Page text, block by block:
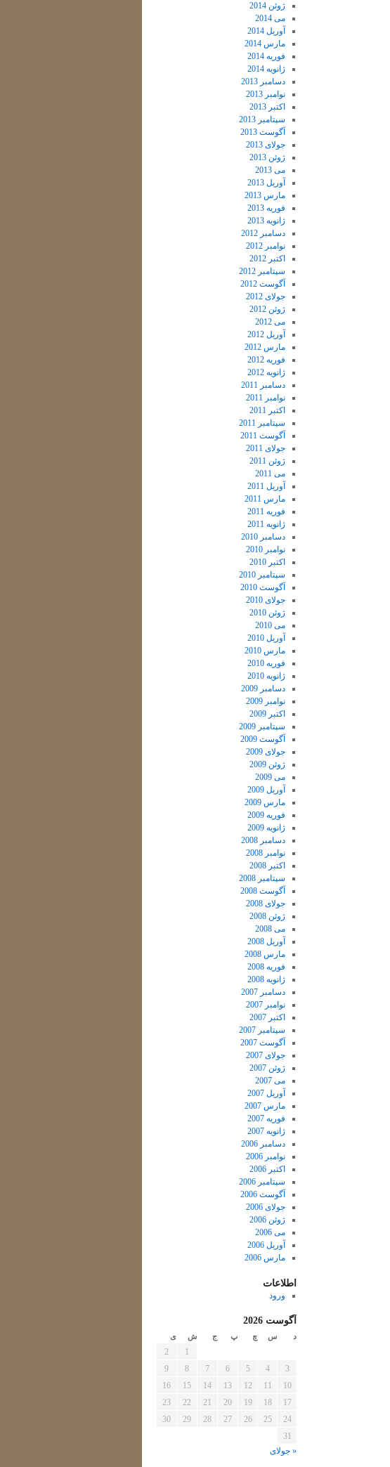
ژوئن 2014
می 2014
آوریل 2014
مارس 2014
فوریه 2014
ژانویه 2014
دسامبر 2013
نوامبر 2013
اکتبر 2013
سپتامبر 2013
آگوست 2013
جولای 2013
ژوئن 2013
می 2013
آوریل 2013
مارس 2013
فوریه 2013
ژانویه 2013
دسامبر 2012
نوامبر 2012
اکتبر 2012
سپتامبر 2012
آگوست 2012
جولای 2012
ژوئن 2012
می 2012
آوریل 2012
مارس 2012
فوریه 2012
ژانویه 2012
دسامبر 2011
نوامبر 2011
اکتبر 2011
سپتامبر 2011
آگوست 2011
جولای 2011
ژوئن 2011
می 2011
آوریل 2011
مارس 2011
فوریه 2011
ژانویه 2011
دسامبر 2010
نوامبر 2010
اکتبر 2010
سپتامبر 2010
آگوست 2010
جولای 2010
ژوئن 2010
می 2010
آوریل 2010
مارس 2010
فوریه 2010
ژانویه 2010
دسامبر 2009
نوامبر 2009
اکتبر 2009
سپتامبر 2009
آگوست 2009
جولای 2009
ژوئن 2009
می 2009
آوریل 2009
مارس 2009
فوریه 2009
ژانویه 2009
دسامبر 2008
نوامبر 2008
اکتبر 2008
سپتامبر 2008
آگوست 2008
جولای 2008
ژوئن 2008
می 2008
آوریل 2008
مارس 2008
فوریه 2008
ژانویه 2008
دسامبر 2007
نوامبر 2007
اکتبر 2007
سپتامبر 2007
آگوست 2007
جولای 2007
ژوئن 2007
می 2007
آوریل 2007
مارس 2007
فوریه 2007
ژانویه 2007
دسامبر 2006
نوامبر 2006
اکتبر 2006
سپتامبر 2006
آگوست 2006
جولای 2006
ژوئن 2006
می 2006
آوریل 2006
مارس 2006
اطلاعات
ورود
آگوست 2026
د س چ پ ج ش ی
1
2
3
4
5
6
7
8
9
10
11
12
13
14
15
16
17
18
19
20
21
22
23
24
25
26
27
28
29
30
31
« جولای